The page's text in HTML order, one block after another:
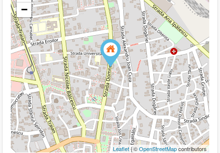
−
Leaflet| ©OpenStreetMapcontributors